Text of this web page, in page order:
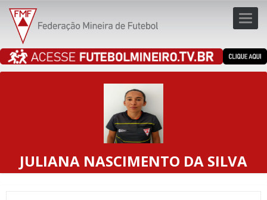
JULIANA NASCIMENTO DA SILVA